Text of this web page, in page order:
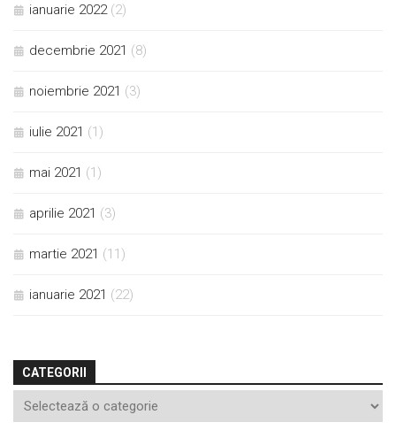
ianuarie 2022 (2)
decembrie 2021 (8)
noiembrie 2021 (3)
iulie 2021 (1)
mai 2021 (1)
aprilie 2021 (3)
martie 2021 (11)
ianuarie 2021 (22)
CATEGORII